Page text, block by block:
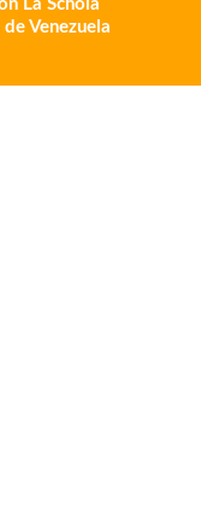
La Schola
Venezuela